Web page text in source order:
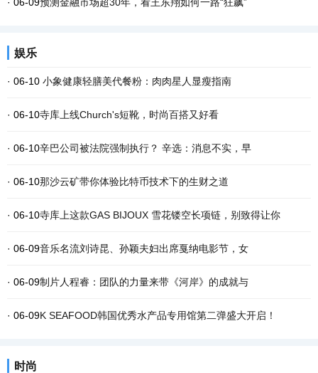
娱乐
· 06-10 小象健康轻膳美代餐粉：肉肉星人显瘦指南
· 06-10寺库上线Church's短靴，时尚百搭又好看
· 06-10辛巴公司被法院强制执行？ 辛选：消息不实，早
· 06-10那沙云矿带你体验比特币技术下的生财之道
· 06-10寺库上这款GAS BIJOUX 雪花镂空长项链，别致得让你
· 06-09音乐名流刘诗昆、孙颖夫妇出席戛纳电影节，女
· 06-09制片人程睿：团队的力量来带《河岸》的成就与
· 06-09K SEAFOOD韩国优秀水产品专用馆第二弹盛大开启！
时尚